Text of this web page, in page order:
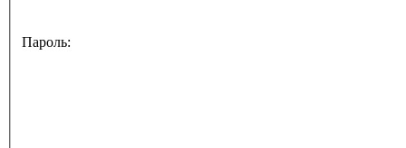
Пароль: